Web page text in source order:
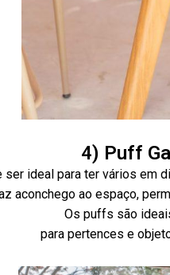
4) Puff
ser ideal para ter vários em
aconchego ao espaço,
Os puffs são
para pertences e